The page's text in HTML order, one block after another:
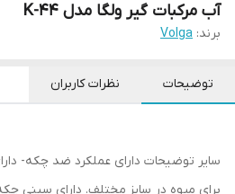
آب مرکبات گیر ولگا مدل 44-K
برند: Volga
توضیحات نظرات کاربران
سایر توضیحات دارای عملکرد ضد چکه-
برای میوه در سایز مختلف. دارای سینی